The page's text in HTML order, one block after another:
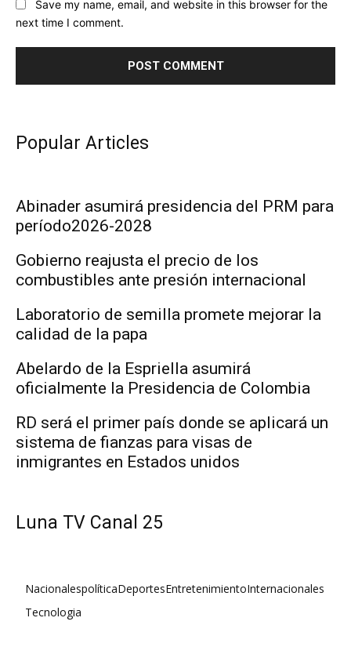
Save my name, email, and website in this browser for the
next time I comment.
Popular Articles
Abinader asumirá presidencia del PRM para
período2026-2028
Gobierno reajusta el precio de los
combustibles ante presión internacional
Laboratorio de semilla promete mejorar la
calidad de la papa
Abelardo de la Espriella asumirá
oficialmente la Presidencia de Colombia
RD será el primer país donde se aplicará un
sistema de fianzas para visas de
inmigrantes en Estados unidos
Luna TV Canal 25
NacionalespolíticaDeportesEntretenimientoInternacionales
Tecnologia